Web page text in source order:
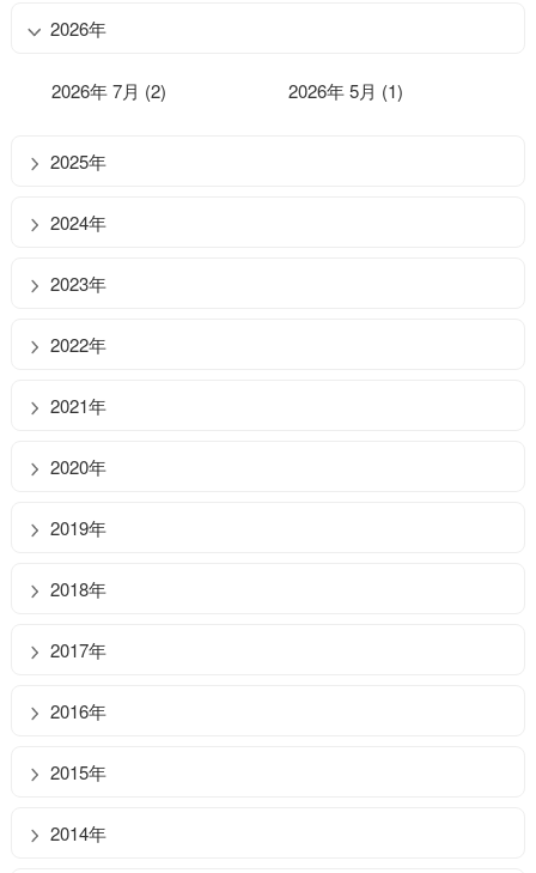
2026年
2026年 7月 (2) 2026年 5月 (1)
2025年
2024年
2023年
2022年
2021年
2020年
2019年
2018年
2017年
2016年
2015年
2014年